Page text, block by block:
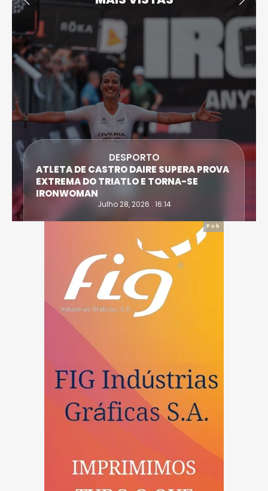
DESPORTO
ATLETA DE CASTRO DAIRE SUPERA PROVA
EXTREMA DO TRIATLO E TORNA-SE
IRONWOMAN
Julho 28, 2026 . 16:14
Pub